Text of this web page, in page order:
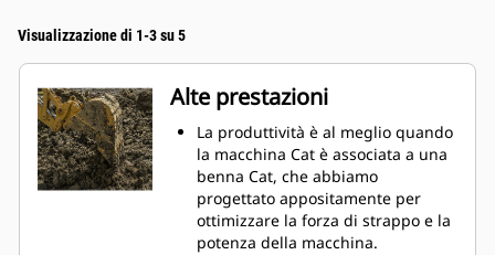
Visualizzazione di 1-3 su 5
Alte prestazioni
La produttività è al meglio quando
la macchina Cat è associata a una
benna Cat, che abbiamo
progettato appositamente per
ottimizzare la forza di strappo e la
potenza della macchina.